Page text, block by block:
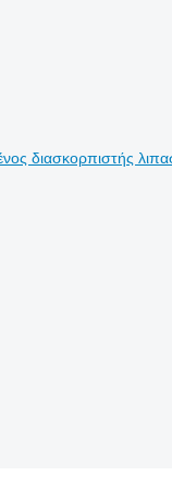
διασκορπιστής